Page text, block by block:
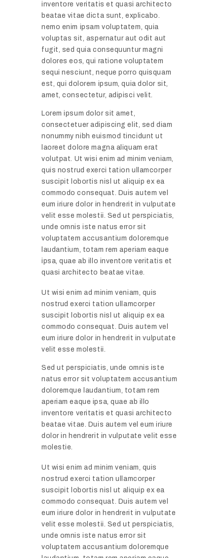
inventore veritatis et quasi architecto
beatae vitae dicta sunt, explicabo.
nemo enim ipsam voluptatem, quia
voluptas sit, aspernatur aut odit aut
fugit, sed quia consequuntur magni
dolores eos, qui ratione voluptatem
sequi nesciunt, neque porro quisquam
est, qui dolorem ipsum, quia dolor sit,
amet, consectetur, adipisci velit.
Lorem ipsum dolor sit amet,
consectetuer adipiscing elit, sed diam
nonummy nibh euismod tincidunt ut
laoreet dolore magna aliquam erat
volutpat. Ut wisi enim ad minim veniam,
quis nostrud exerci tation ullamcorper
suscipit lobortis nisl ut aliquip ex ea
commodo consequat. Duis autem vel
eum iriure dolor in hendrerit in vulputate
velit esse molestii. Sed ut perspiciatis,
unde omnis iste natus error sit
voluptatem accusantium doloremque
laudantium, totam rem aperiam eaque
ipsa, quae ab illo inventore veritatis et
quasi architecto beatae vitae.
Ut wisi enim ad minim veniam, quis
nostrud exerci tation ullamcorper
suscipit lobortis nisl ut aliquip ex ea
commodo consequat. Duis autem vel
eum iriure dolor in hendrerit in vulputate
velit esse molestii.
Sed ut perspiciatis, unde omnis iste
natus error sit voluptatem accusantium
doloremque laudantium, totam rem
aperiam eaque ipsa, quae ab illo
inventore veritatis et quasi architecto
beatae vitae. Duis autem vel eum iriure
dolor in hendrerit in vulputate velit esse
molestie.
Ut wisi enim ad minim veniam, quis
nostrud exerci tation ullamcorper
suscipit lobortis nisl ut aliquip ex ea
commodo consequat. Duis autem vel
eum iriure dolor in hendrerit in vulputate
velit esse molestii. Sed ut perspiciatis,
unde omnis iste natus error sit
voluptatem accusantium doloremque